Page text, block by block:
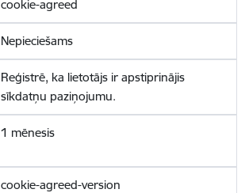
cookie-agreed
Nepieciešams
Reģistrē, ka lietotājs ir apstiprinājis
sīkdatņu paziņojumu.
1 mēnesis
cookie-agreed-version